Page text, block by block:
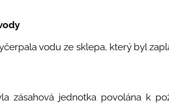
vodu ze sklepa, který byl
zásahová jednotka povolána k